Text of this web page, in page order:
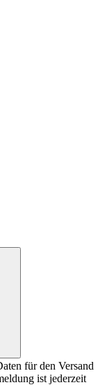
für den Versand
ist jederzeit